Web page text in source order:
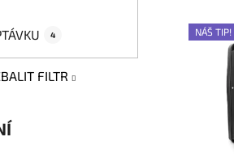
4
FILTR
V
ý
NÁŠ TIP!